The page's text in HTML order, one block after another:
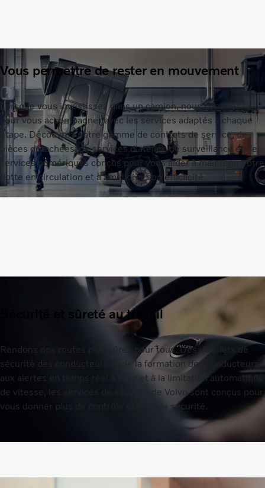
Vous permettre de rester en mouvement
Lorsque vous investissez dans un camion, nous sommes là
pour vous accompagner avec les services adaptés à chaque
étape. Découvrez notre gamme de contrats de service, de
pièces détachées, de services d'atelier, de surveillance et de
services numériques conçus pour vous aider à maintenir votre
flotte en circulation et à améliorer son efficacité.
Sécurité et sûreté au travail
Rendons nos routes plus sûres pour tous. Des dossiers de
sécurité des conducteurs et de la formation des conducteurs
aux alertes en temps réel à bord et à la limitation automatique
de vitesse, les services de sécurité de Volvo sont conçus pour
vous donner plus de contrôle et plus de sécurité.